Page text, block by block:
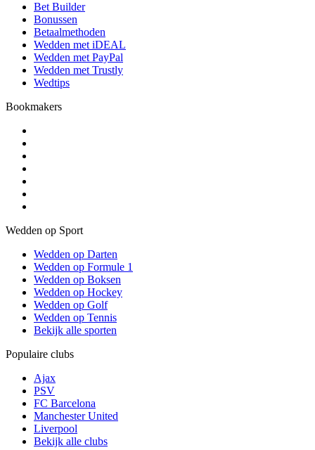
Bet Builder
Bonussen
Betaalmethoden
Wedden met iDEAL
Wedden met PayPal
Wedden met Trustly
Wedtips
Bookmakers
Wedden op Sport
Wedden op Darten
Wedden op Formule 1
Wedden op Boksen
Wedden op Hockey
Wedden op Golf
Wedden op Tennis
Bekijk alle sporten
Populaire clubs
Ajax
PSV
FC Barcelona
Manchester United
Liverpool
Bekijk alle clubs